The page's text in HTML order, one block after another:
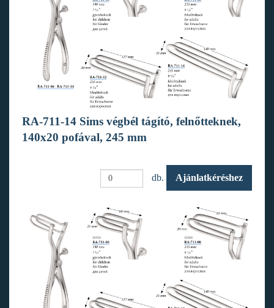
RA-711-14 Sims végbél tágító, felnőtteknek,
140x20 pofával, 245 mm
db. Ajánlatkéréshez